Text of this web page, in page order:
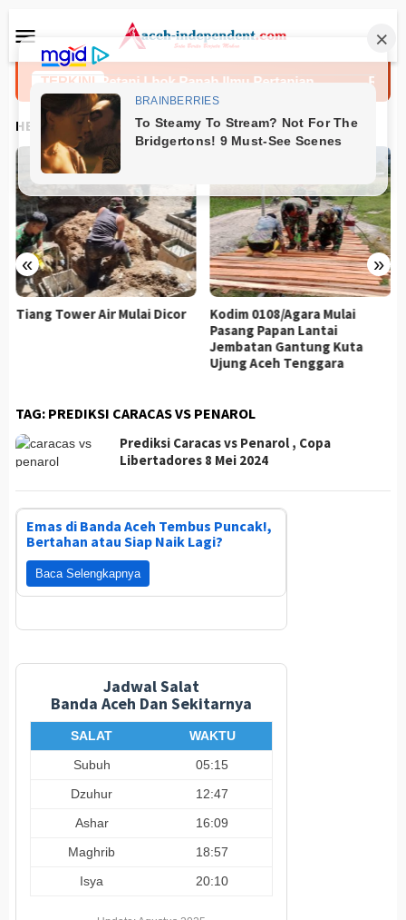
ke
kontenMobile
TERKINI
Bekali Petani Lhok Panah Ilmu Pertanian Rumah
HEADLINES
« »
Tiang Tower Air Mulai Dicor
Kodim 0108/Agara Mulai
Pasang Papan Lantai
Jembatan Gantung Kuta
Ujung Aceh Tenggara
TAG: PREDIKSI CARACAS VS PENAROL
Prediksi Caracas vs Penarol , Copa
Libertadores 8 Mei 2024
Emas di Banda Aceh Tembus Puncak!,
Bertahan atau Siap Naik Lagi?
Baca Selengkapnya
Jadwal Salat
Banda Aceh Dan Sekitarnya
SALAT
WAKTU
Subuh
05:15
Dzuhur
12:47
Ashar
16:09
Maghrib
18:57
Isya
20:10